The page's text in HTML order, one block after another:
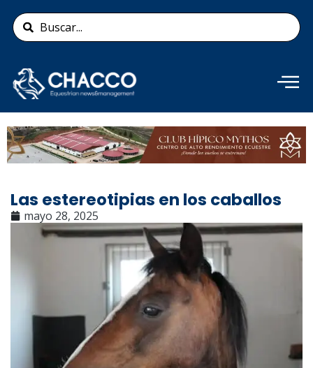
contenido
Search
...
Añade aquí tu texto de
cabecera
Las estereotipias en los caballos
mayo 28, 2025